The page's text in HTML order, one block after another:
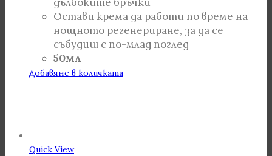
дълбоките бръчки
Остави крема да работи по време на
нощното регенериране, за да се
събудиш с по-млад поглед
50мл
Добавяне в количката
Quick View